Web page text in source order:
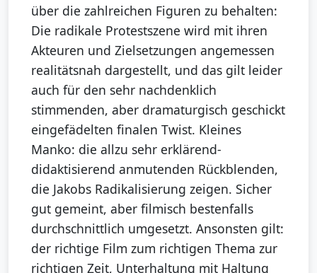
über die zahlreichen Figuren zu behalten:
Die radikale Protestszene wird mit ihren
Akteuren und Zielsetzungen angemessen
realitätsnah dargestellt, und das gilt leider
auch für den sehr nachdenklich
stimmenden, aber dramaturgisch geschickt
eingefädelten finalen Twist. Kleines
Manko: die allzu sehr erklärend-
didaktisierend anmutenden Rückblenden,
die Jakobs Radikalisierung zeigen. Sicher
gut gemeint, aber filmisch bestenfalls
durchschnittlich umgesetzt. Ansonsten gilt:
der richtige Film zum richtigen Thema zur
richtigen Zeit, Unterhaltung mit Haltung